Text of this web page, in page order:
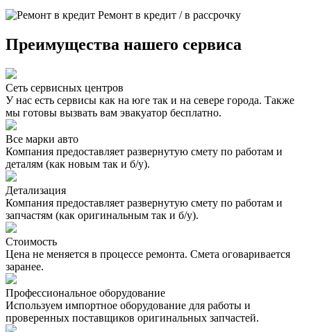
Ремонт в кредит / в рассрочку
Преимущества нашего сервиса
Сеть сервисных центров
У нас есть сервисы как на юге так и на севере города. Также
мы готовы вызвать вам эвакуатор бесплатно.
Все марки авто
Компания предоставляет развернутую смету по работам и
деталям (как новым так и б/у).
Детализация
Компания предоставляет развернутую смету по работам и
запчастям (как оригинальным так и б/у).
Стоимость
Цена не меняется в процессе ремонта. Смета оговаривается
заранее.
Профессиональное оборудование
Используем импортное оборудование для работы и
проверенных поставщиков оригинальных запчастей.